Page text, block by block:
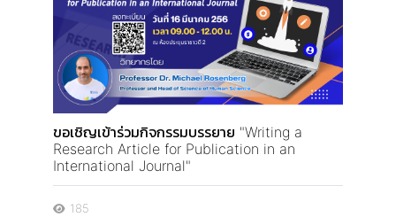
​​​​​​​ขอเชิญเข้าร่วมกิจกรรมบรรยาย "Writing a
Research Article for Publication in an
International Journal"
185